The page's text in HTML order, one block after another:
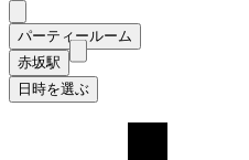
パーティールーム
赤坂駅
日時を選ぶ